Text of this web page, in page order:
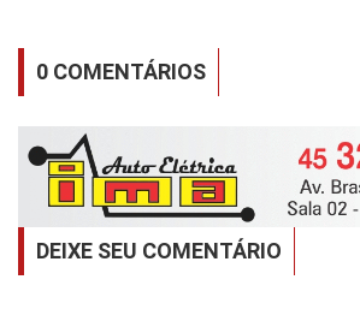
0 COMENTÁRIOS
DEIXE SEU COMENTÁRIO